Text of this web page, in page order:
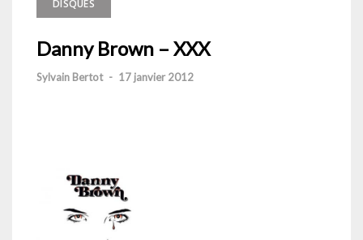
DISQUES
Danny Brown – XXX
Sylvain Bertot - 17 janvier 2012